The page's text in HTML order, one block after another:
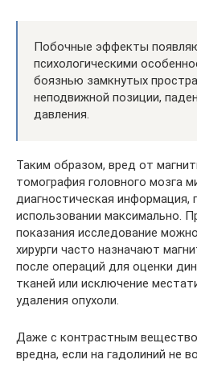
Побочные эффекты
психологическими
боязнью замкнутых
неподвижной позиции,
давления.
Таким образом, вред от
томография головного мозга
диагностическая информация,
использовании максимально.
показания исследование
хирурги часто назначают
после операций для оценки
тканей или исключение
удаления опухоли.
Даже с контрастным
вредна, если на гадолиний не